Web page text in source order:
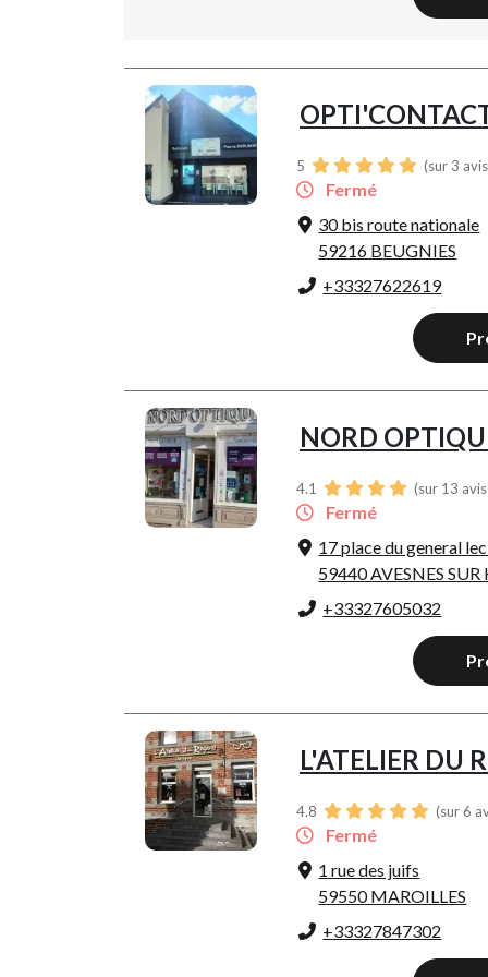
5 (sur 3
Fermé
30 bis route nationale
59216 BEUGNIES
+33327622619
NORD
4.1 (sur 13
Fermé
17 place du general
59440 AVESNES SUR
+33327605032
L'ATELIER DU
4.8 (sur 6
Fermé
1 rue des juifs
59550 MAROILLES
+33327847302